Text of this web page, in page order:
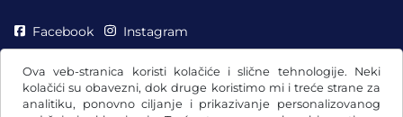
Ova veb-stranica koristi kolačiće i slične tehnologije. Neki
kolačići su obavezni, dok druge koristimo mi i treće strane za
analitiku, ponovno ciljanje i prikazivanje personalizovanog
Facebook Instagram